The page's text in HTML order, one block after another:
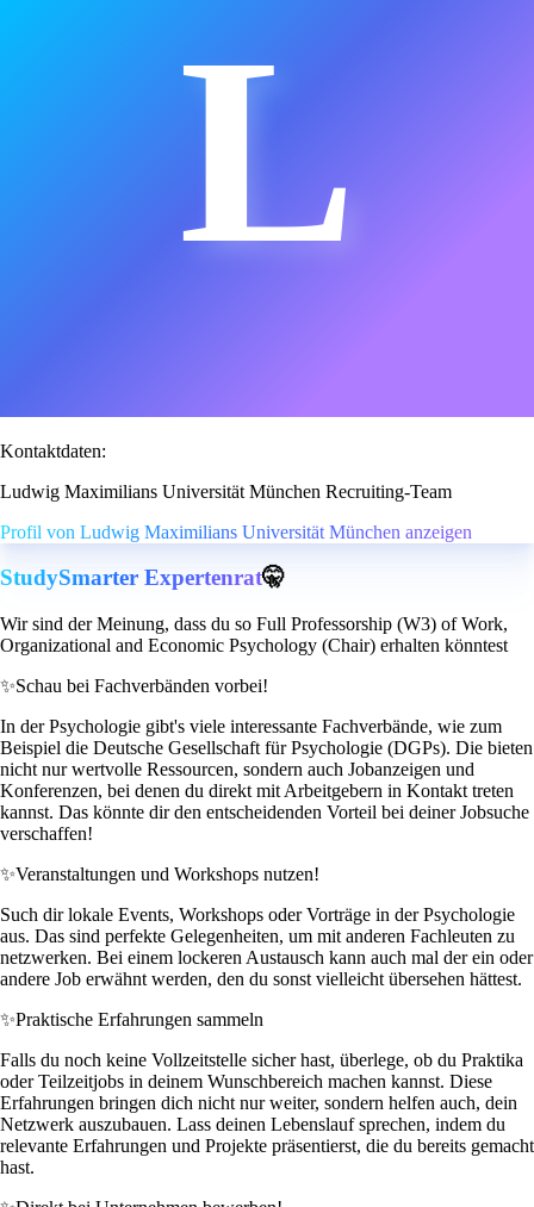
L
Kontaktdaten:
Ludwig Maximilians Universität München Recruiting-Team
Profil von Ludwig Maximilians Universität München anzeigen
StudySmarter Expertenrat🤫
Wir sind der Meinung, dass du so Full Professorship (W3) of Work,
Organizational and Economic Psychology (Chair) erhalten könntest
✨Schau bei Fachverbänden vorbei!
In der Psychologie gibt's viele interessante Fachverbände, wie zum
Beispiel die Deutsche Gesellschaft für Psychologie (DGPs). Die bieten
nicht nur wertvolle Ressourcen, sondern auch Jobanzeigen und
Konferenzen, bei denen du direkt mit Arbeitgebern in Kontakt treten
kannst. Das könnte dir den entscheidenden Vorteil bei deiner Jobsuche
verschaffen!
✨Veranstaltungen und Workshops nutzen!
Such dir lokale Events, Workshops oder Vorträge in der Psychologie
aus. Das sind perfekte Gelegenheiten, um mit anderen Fachleuten zu
netzwerken. Bei einem lockeren Austausch kann auch mal der ein oder
andere Job erwähnt werden, den du sonst vielleicht übersehen hättest.
✨Praktische Erfahrungen sammeln
Falls du noch keine Vollzeitstelle sicher hast, überlege, ob du Praktika
oder Teilzeitjobs in deinem Wunschbereich machen kannst. Diese
Erfahrungen bringen dich nicht nur weiter, sondern helfen auch, dein
Netzwerk auszubauen. Lass deinen Lebenslauf sprechen, indem du
relevante Erfahrungen und Projekte präsentierst, die du bereits gemacht
hast.